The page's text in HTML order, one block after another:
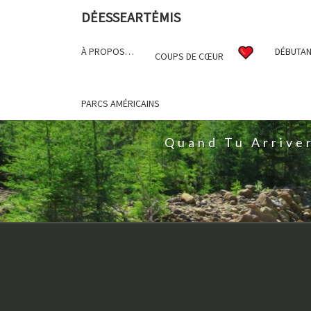
DĖESSEARTĖMIS
À PROPOS… COUPS DE CŒUR
PARCS AMÉRICAINS
Quand Tu